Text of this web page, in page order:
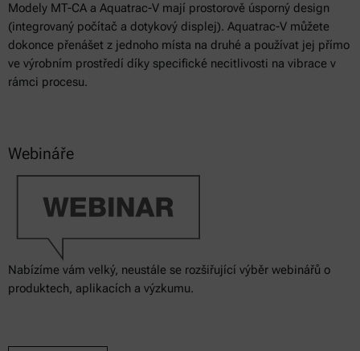
Modely MT-CA a Aquatrac-V mají prostorově úsporný design
(integrovaný počítač a dotykový displej). Aquatrac-V můžete
dokonce přenášet z jednoho místa na druhé a používat jej přímo
ve výrobním prostředí díky specifické necitlivosti na vibrace v
rámci procesu.
Webináře
Nabízíme vám velký, neustále se rozšiřující výběr webinářů o
produktech, aplikacích a výzkumu.